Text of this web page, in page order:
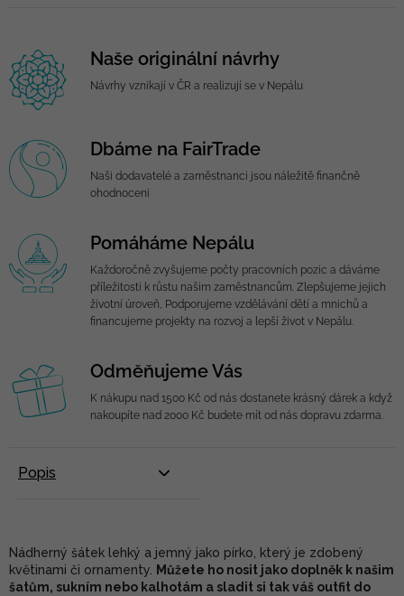
Naše originální návrhy
Návrhy vznikají v ČR a realizují se v Nepálu
Dbáme na FairTrade
Naši dodavatelé a zaměstnanci jsou náležitě finančně
ohodnoceni
Pomáháme Nepálu
Každoročně zvyšujeme počty pracovních pozic a dáváme
příležitosti k růstu našim zaměstnancům. Zlepšujeme jejich
životní úroveň, Podporujeme vzdělávání dětí a mnichů a
financujeme projekty na rozvoj a lepší život v Nepálu.
Odměňujeme Vás
K nákupu nad 1500 Kč od nás dostanete krásný dárek a když
nakoupíte nad 2000 Kč budete mít od nás dopravu zdarma.
Popis
Nádherný šátek lehký a jemný jako pírko, který je zdobený
květinami či ornamenty.
Můžete ho nosit jako doplněk k našim
šatům, sukním nebo kalhotám a sladit si tak váš outfit do